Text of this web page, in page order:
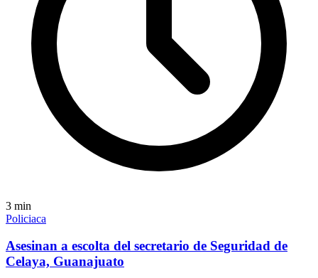
3 min
Policiaca
Asesinan a escolta del secretario de Seguridad de
Celaya, Guanajuato